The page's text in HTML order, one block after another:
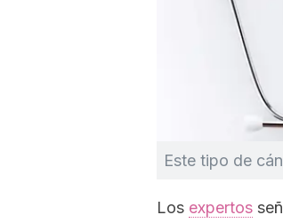
Este tipo de
Los expertos